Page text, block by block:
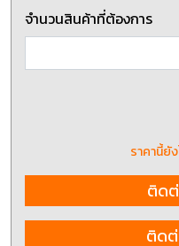
จำนวนสินค้าที่ต้องการ
ราคานี้ยั
ติดต่
ติดต่